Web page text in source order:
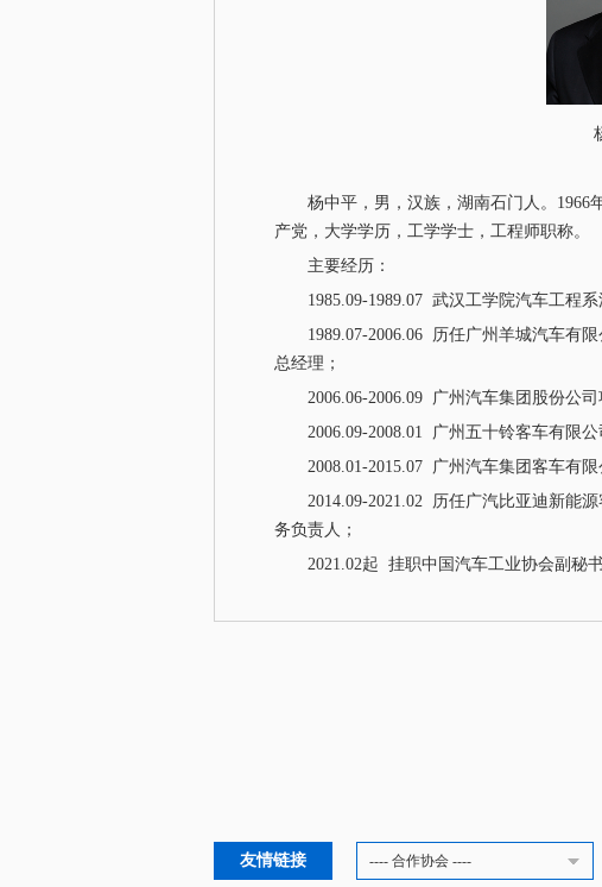
杨中平，男，汉族，湖南石门人。1966
产党，大学学历，工学学士，工程师职称。
主要经历：
1985.09-1989.07 武汉工学院汽车工程
1989.07-2006.06 历任广州羊城汽车有
总经理；
2006.06-2006.09 广州汽车集团股份公
2006.09-2008.01 广州五十铃客车有限公
2008.01-2015.07 广州汽车集团客车有
2014.09-2021.02 历任广汽比亚迪新能
务负责人；
2021.02起 挂职中国汽车工业协会副秘书
友情链接 ---- 合作协会 ----